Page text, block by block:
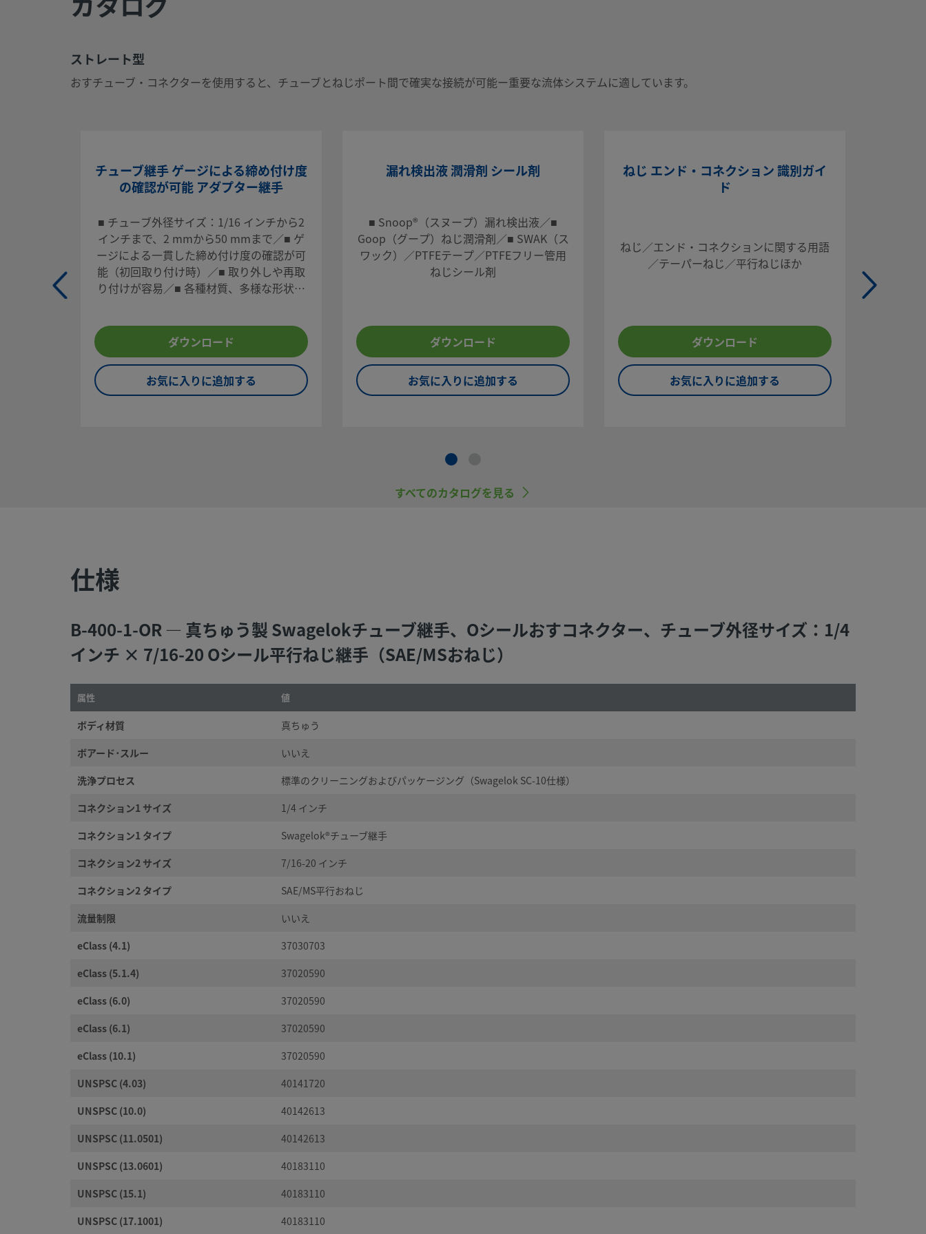
ストレート型
おすチューブ・コネクターを使用すると、チューブとねじポート間で確実な接続
お問い合わせ
本製品に関するご質問は、担当のスウェージロック指定販売会社までお問い合わ
システム設計者およびユーザーは、製品カタログの内容をすべてご覧
になった上で、安全な製品の選定を行ってください。 安全にトラブ
ルなく機能するよう、システム全体の設計を考慮して、製品をご選定
ください。 機能、材質の適合性、数値データなどを考慮し製品を選
定すること、また、適切な取り付け、操作およびメンテナンスを行う
Swagelok Company.
ストレート型
おすチューブ・コネクターを使用すると、チューブとねじポート間で確実な接続が可能ー重要な流体システムに適しています。
チューブ継手 ゲージによる締め付け度
の確認が可能 アダプター継手
■ チューブ外径サイズ：1/16 インチから2
インチまで、2 mmから50 mmまで／■ ゲ
ージによる一貫した締め付け度の確認が可
能（初回取り付け時）／■ 取り外しや再取
り付けが容易／■ 各種材質、多様な形状／
ダウンロード
お気に入りに追加する
漏れ検出液 潤滑剤 シール剤
■ Snoop®（スヌープ）漏れ検出液／■
Goop（グープ）ねじ潤滑剤／■ SWAK（ス
ワック）／PTFEテープ／PTFEフリー管用
ねじシール剤
ダウンロード
お気に入りに追加する
ねじ エンド・コネクション 識別ガイ
ド
ねじ／エンド・コネクションに関する用語
／テーパーねじ／平行ねじほか
ダウンロード
お気に入りに追加する
すべてのカタログを見る
仕様
B-400-1-OR — 真ちゅう製 Swagelokチューブ継手、Oシールおすコネクター、チューブ外径サイズ：1/4
インチ × 7/16-20 Oシール平行ねじ継手（SAE/MSおねじ）
属性 値
ボディ材質
真ちゅう
ボアード･スルー
いいえ
洗浄プロセス
標準のクリーニングおよびパッケージング（Swagelok SC-10仕様）
コネクション1 サイズ
1/4 インチ
コネクション1 タイプ
Swagelok®チューブ継手
コネクション2 サイズ
7/16-20 インチ
コネクション2 タイプ
SAE/MS平行おねじ
流量制限
いいえ
eClass (4.1)
37030703
eClass (5.1.4)
37020590
eClass (6.0)
37020590
eClass (6.1)
37020590
eClass (10.1)
37020590
UNSPSC (4.03)
40141720
UNSPSC (10.0)
40142613
UNSPSC (11.0501)
40142613
UNSPSC (13.0601)
40183110
UNSPSC (15.1)
40183110
UNSPSC (17.1001)
40183110